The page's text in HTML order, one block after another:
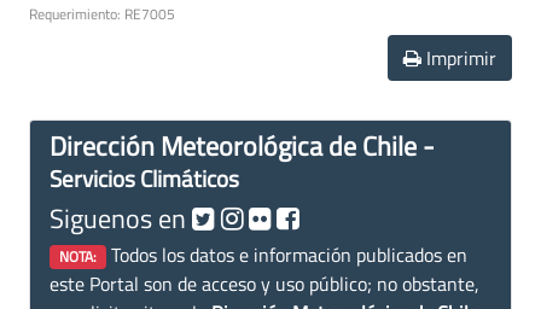
Requerimiento: RE7005
Imprimir
Dirección Meteorológica de Chile -
Servicios Climáticos
Siguenos en
NOTA: Todos los datos e información publicados en
este Portal son de acceso y uso público; no obstante,